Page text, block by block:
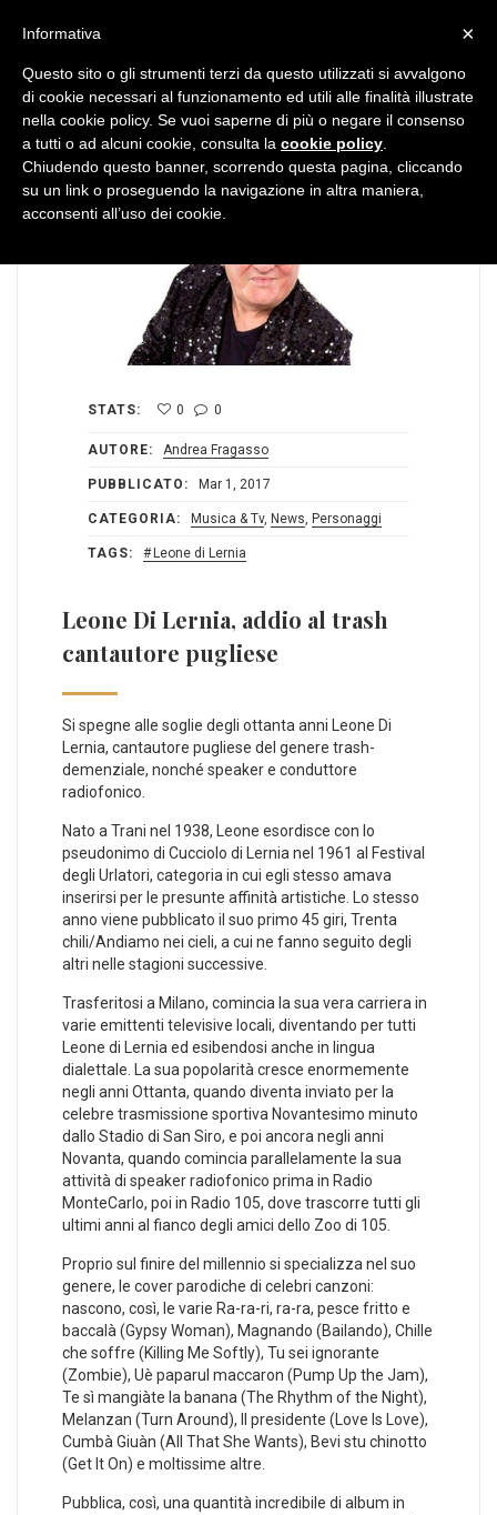
STATS: 0 0
AUTORE: Andrea Fragasso
PUBBLICATO: Mar 1, 2017
CATEGORIA: Musica & Tv, News, Personaggi
TAGS: Leone di Lernia
Leone Di Lernia, addio al trash
cantautore pugliese
Si spegne alle soglie degli ottanta anni Leone Di
Lernia, cantautore pugliese del genere trash-
demenziale, nonché speaker e conduttore
radiofonico.
Nato a Trani nel 1938, Leone esordisce con lo
pseudonimo di Cucciolo di Lernia nel 1961 al Festival
degli Urlatori, categoria in cui egli stesso amava
inserirsi per le presunte affinità artistiche. Lo stesso
anno viene pubblicato il suo primo 45 giri, Trenta
chili/Andiamo nei cieli, a cui ne fanno seguito degli
altri nelle stagioni successive.
Trasferitosi a Milano, comincia la sua vera carriera in
varie emittenti televisive locali, diventando per tutti
Leone di Lernia ed esibendosi anche in lingua
dialettale. La sua popolarità cresce enormemente
negli anni Ottanta, quando diventa inviato per la
celebre trasmissione sportiva Novantesimo minuto
dallo Stadio di San Siro, e poi ancora negli anni
Novanta, quando comincia parallelamente la sua
attività di speaker radiofonico prima in Radio
MonteCarlo, poi in Radio 105, dove trascorre tutti gli
ultimi anni al fianco degli amici dello Zoo di 105.
Proprio sul finire del millennio si specializza nel suo
genere, le cover parodiche di celebri canzoni:
nascono, così, le varie Ra-ra-ri, ra-ra, pesce fritto e
baccalà (Gypsy Woman), Magnando (Bailando), Chille
che soffre (Killing Me Softly), Tu sei ignorante
(Zombie), Uè paparul maccaron (Pump Up the Jam),
Te sì mangiàte la banana (The Rhythm of the Night),
Melanzan (Turn Around), Il presidente (Love Is Love),
Cumbà Giuàn (All That She Wants), Bevi stu chinotto
(Get It On) e moltissime altre.
Pubblica, così, una quantità incredibile di album in
×
Informativa
Questo sito o gli strumenti terzi da questo utilizzati si avvalgono
di cookie necessari al funzionamento ed utili alle finalità illustrate
nella cookie policy. Se vuoi saperne di più o negare il consenso
a tutti o ad alcuni cookie, consulta la cookie policy
Chiudendo questo banner, scorrendo questa pagina, cliccando
su un link o proseguendo la navigazione in altra maniera,
acconsenti all’uso dei cookie.